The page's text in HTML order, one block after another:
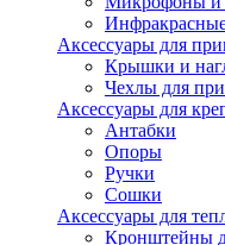
Аксессуары для
Крышки и
Чехлы для
Аксессуары для
Антабки
Опоры
Ручки
Сошки
Аксессуары для
Кронштейны